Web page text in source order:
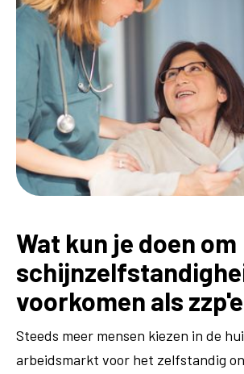
Wat kun je doen om
voorkomen als
Steeds meer mensen kiezen in de
arbeidsmarkt voor het zelfstandig